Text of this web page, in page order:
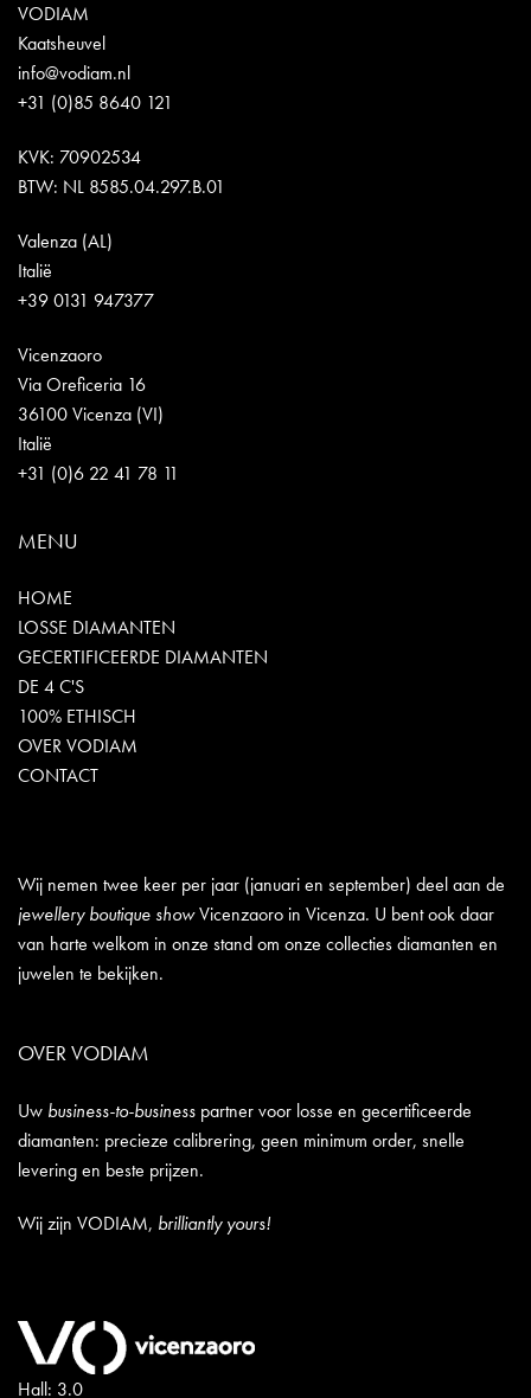
VODIAM
Kaatsheuvel
info@vodiam.nl
+31 (0)85 8640 121
KVK: 70902534
BTW: NL 8585.04.297.B.01
Valenza (AL)
Italië
+39 0131 947377
Vicenzaoro
Via Oreficeria 16
36100 Vicenza (VI)
Italië
+31 (0)6 22 41 78 11
MENU
HOME
LOSSE DIAMANTEN
GECERTIFICEERDE DIAMANTEN
DE 4 C'S
100% ETHISCH
OVER VODIAM
CONTACT
Wij nemen twee keer per jaar (januari en september) deel aan de
jewellery boutique showVicenzaoro in Vicenza. U bent ook daar
van harte welkom in onze stand om onze collecties diamanten en
juwelen te bekijken.
OVER VODIAM
Uw business-to-business partner voor losse en gecertificeerde
diamanten: precieze calibrering, geen minimum order, snelle
levering en beste prijzen.
Wij zijn VODIAM, brilliantly yours!
Hall: 3.0